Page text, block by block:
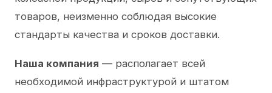
товаров, неизменно соблюдая высокие
стандарты качества и сроков доставки.
Наша компания — располагает всей
необходимой инфраструктурой и штатом